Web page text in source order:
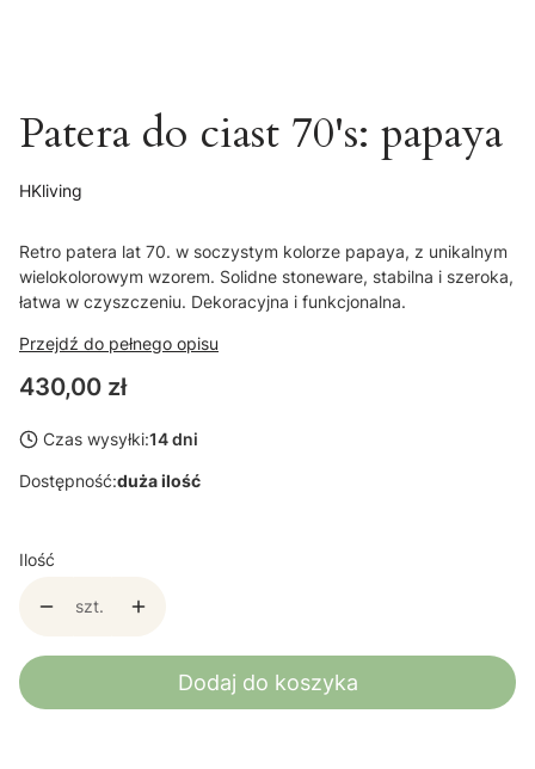
Patera do ciast 70's: papaya
HKliving
Retro patera lat 70. w soczystym kolorze papaya, z unikalnym
wielokolorowym wzorem. Solidne stoneware, stabilna i szeroka,
łatwa w czyszczeniu. Dekoracyjna i funkcjonalna.
Przejdź do pełnego opisu
Cena
430,00 zł
Czas wysyłki:14 dni
Dostępność:duża ilość
Ilość
szt.
Dodaj do koszyka